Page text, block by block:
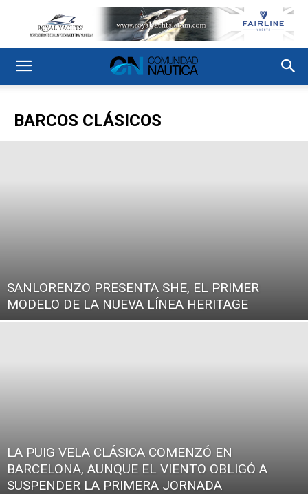
BARCOS CLÁSICOS
SANLORENZO PRESENTA SHE, EL PRIMER
MODELO DE LA NUEVA LÍNEA HERITAGE
LA PUIG VELA CLÁSICA COMENZÓ EN
BARCELONA, AUNQUE EL VIENTO OBLIGÓ A
SUSPENDER LA PRIMERA JORNADA